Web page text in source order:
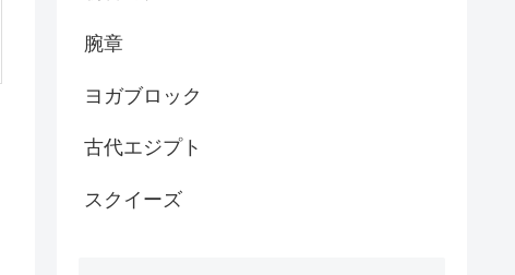
腕章
ヨガブロック
古代エジプト
スクイーズ